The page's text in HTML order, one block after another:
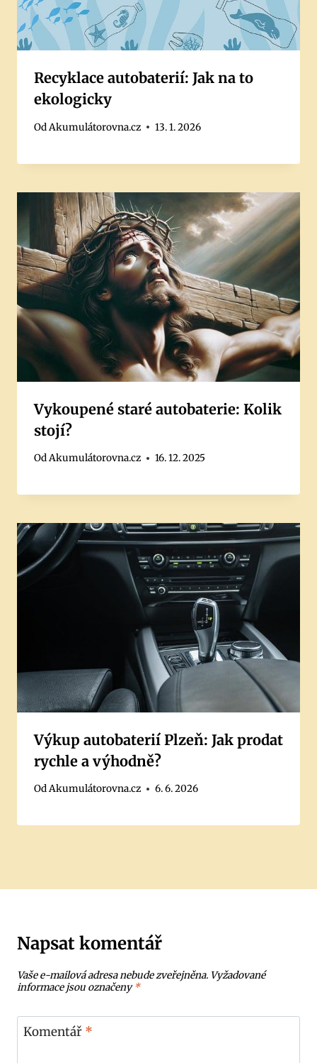
Recyklace autobaterií: Jak na to
ekologicky
OdAkumulátorovna.cz 13. 1. 2026
Vykoupené staré autobaterie: Kolik
stojí?
OdAkumulátorovna.cz 16. 12. 2025
Výkup autobaterií Plzeň: Jak prodat
rychle a výhodně?
OdAkumulátorovna.cz 6. 6. 2026
Napsat komentář
Vaše e-mailová adresa nebude zveřejněna. Vyžadované
informace jsou označeny*
Komentář *